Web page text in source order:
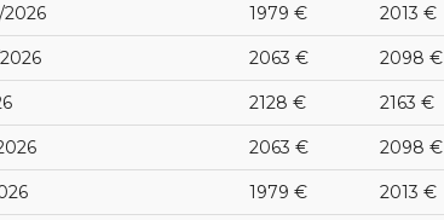
1979 € 2013 €
2063 € 2098 €
2128 € 2163 €
2063 € 2098 €
1979 € 2013 €